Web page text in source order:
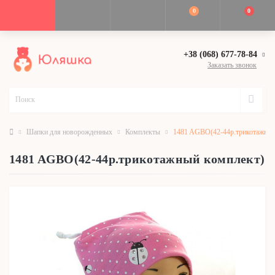
0 0
+38 (068) 677-78-84
Заказать звонок
Шапки для новорожденных Комплекты 1481 AGBO(42-
1481 AGBO(42-44р.трикотажный комплект)